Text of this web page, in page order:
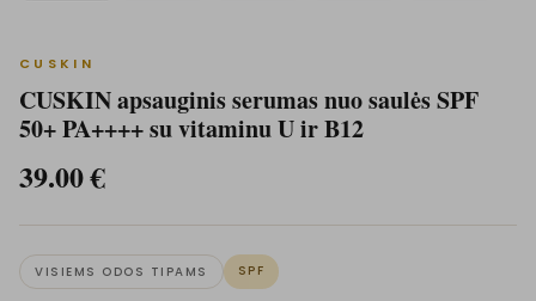
CUSKIN
CUSKIN apsauginis serumas nuo saulės SPF
50+ PA++++ su vitaminu U ir B12
39.00€
VISIEMS ODOS TIPAMS SPF